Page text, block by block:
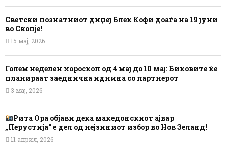
Светски познатниот диџеј Блек Кофи доаѓа на 19 јуни
во Скопје!
15 мај, 2026
Голем неделен хороскоп од 4 мај до 10 мај: Биковите ќе
планираат заедничка иднина со партнерот
3 мај, 2026
Рита Ора објави дека македонскиот ајвар
„Перустија“ е дел од нејзиниот избор во Нов Зеланд!
11 април, 2026